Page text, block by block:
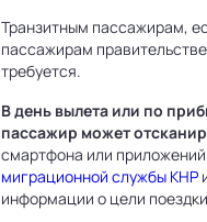
Транзитным пассажирам,
пассажирам
требуется.
В день вылета или по
пассажир может
смартфона или
миграционной службы КНР
информации о цели